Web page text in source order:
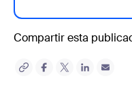
Compartir esta